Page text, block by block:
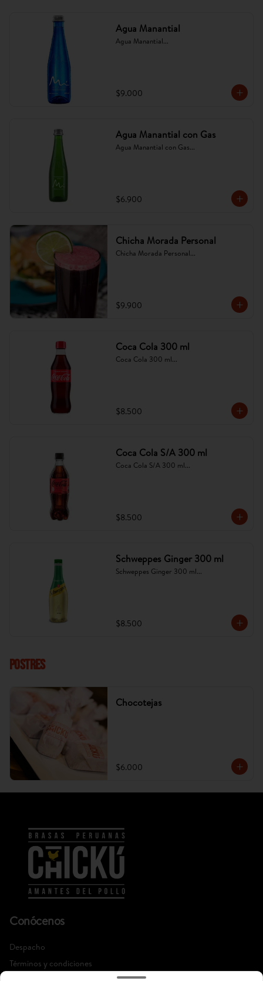
Agua Manantial
Agua Manantial...
$9.000
Agua Manantial con Gas
Agua Manantial con Gas...
$6.900
Chicha Morada Personal
Chicha Morada Personal...
$9.900
Coca Cola 300 ml
Coca Cola 300 ml...
$8.500
Coca Cola S/A 300 ml
Coca Cola S/A 300 ml...
$8.500
Schweppes Ginger 300 ml
Schweppes Ginger 300 ml...
$8.500
POSTRES
Chocotejas
$6.000
Conócenos
Despacho
Términos y condiciones